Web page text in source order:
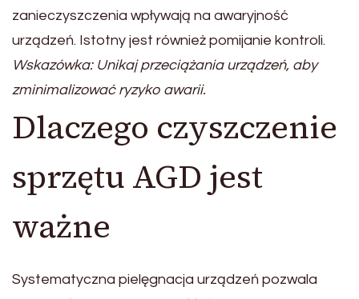
zanieczyszczenia wpływają na awaryjność
urządzeń. Istotny jest również pomijanie kontroli.
Wskazówka: Unikaj przeciążania urządzeń, aby
zminimalizować ryzyko awarii.
Dlaczego czyszczenie
sprzętu AGD jest
ważne
Systematyczna pielęgnacja urządzeń pozwala